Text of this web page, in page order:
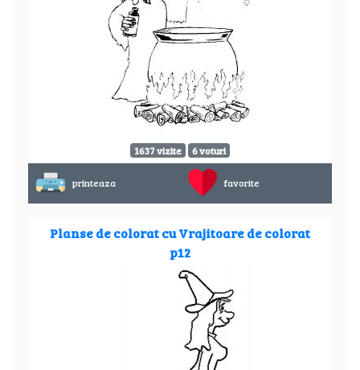
1637 vizite 6 voturi
printeaza favorite
Planse de colorat cu Vrajitoare de colorat
p12